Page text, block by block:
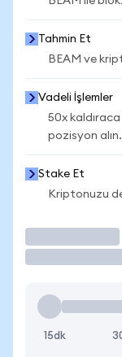
Tahmin Et
BEAM ve
Vadeli İşlemler
50x
pozisyon alın.
Stake Et
Kriptonuzu
15dk